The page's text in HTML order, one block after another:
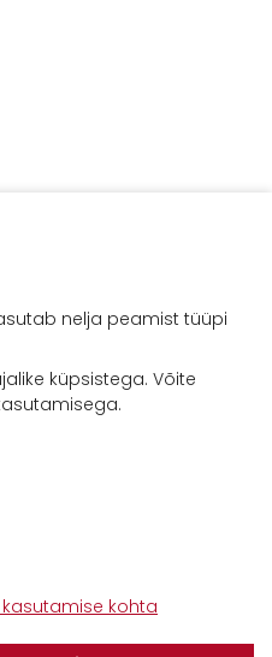
Teenindus
nelja peamist tüüpi
küpsistega. Võite
kohta